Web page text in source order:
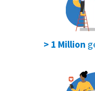
> 1 Million